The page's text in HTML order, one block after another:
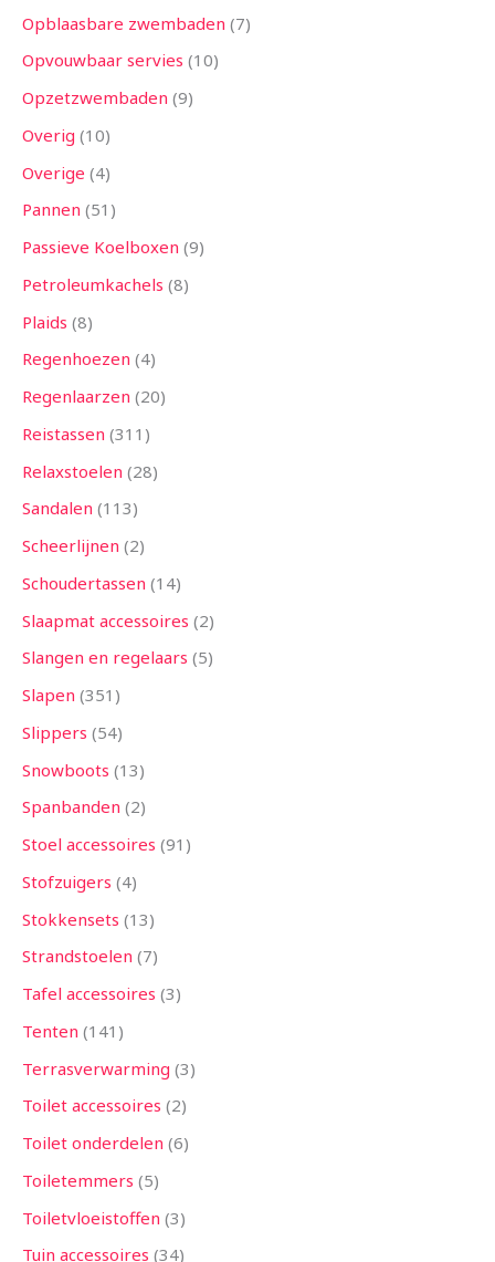
Opblaasbare zwembaden 7
Opvouwbaar servies 10
Opzetzwembaden 9
Overig 10
Overige 4
Pannen 51
Passieve Koelboxen 9
Petroleumkachels 8
Plaids 8
Regenhoezen 4
Regenlaarzen 20
Reistassen 311
Relaxstoelen 28
Sandalen 113
Scheerlijnen 2
Schoudertassen 14
Slaapmat accessoires 2
Slangen en regelaars 5
Slapen 351
Slippers 54
Snowboots 13
Spanbanden 2
Stoel accessoires 91
Stofzuigers 4
Stokkensets 13
Strandstoelen 7
Tafel accessoires 3
Tenten 141
Terrasverwarming 3
Toilet accessoires 2
Toilet onderdelen 6
Toiletemmers 5
Toiletvloeistoffen 3
Tuin accessoires 34